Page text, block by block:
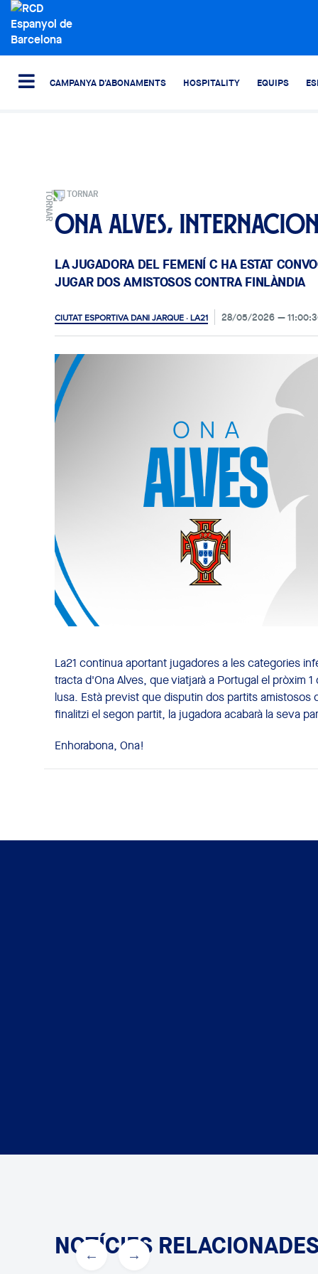
CAMPANYA D'ABONAMENTS HOSPITALITY EQUIPS
TORNAR
Ona Alves,
LA JUGADORA DEL FEMENÍ C HA ESTAT
JUGAR DOS AMISTOSOS CONTRA FINLÀNDIA
CIUTAT ESPORTIVA DANI JARQUE · LA21 28/05/2026
La21 continua aportant jugadores a les categories
tracta d'Ona Alves, que viatjarà a Portugal el pròxim
lusa. Està previst que disputin dos partits amistosos
finalitzi el segon partit, la jugadora acabarà la seva
Enhorabona, Ona!
NOTÍCIES